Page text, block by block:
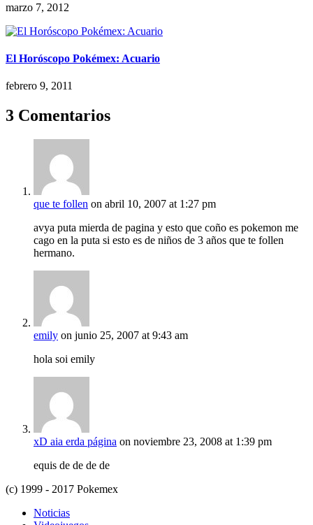
marzo 7, 2012
El Horóscopo Pokémex: Acuario
febrero 9, 2011
3 Comentarios
que te follen on abril 10, 2007 at 1:27 pm
avya puta mierda de pagina y esto que coño es pokemon me
cago en la puta si esto es de niños de 3 años que te follen
hermano.
emily on junio 25, 2007 at 9:43 am
hola soi emily
xD aia erda página on noviembre 23, 2008 at 1:39 pm
equis de de de de
(c) 1999 - 2017 Pokemex
Noticias